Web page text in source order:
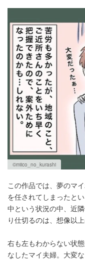
©miico_no_kurashi
この作品では、夢のマ
を任されてしまったと
中という状況の中、近
り仕切るのは、想像以上
右も左もわからない状
なしたマイ夫婦。大変